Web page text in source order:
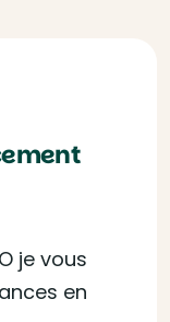
je vous
en